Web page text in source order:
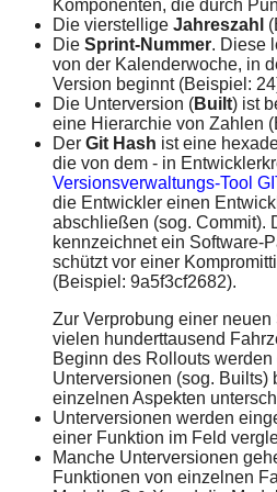
Komponenten, die durch
Die vierstellige Jahreszahl
Die Sprint-Nummer. Diese
von der Kalenderwoche, in
Version beginnt (Beispiel:
Die Unterversion (Built) ist
eine Hierarchie von Zahlen
Der Git Hash ist eine
die von dem - in
Versionsverwaltungs-Tool
die Entwickler einen
abschließen (sog. Commit).
kennzeichnet ein Software-
schützt vor einer
(Beispiel: 9a5f3cf2682).
Zur Verprobung einer
vielen hunderttausend
Beginn des Rollouts
Unterversionen (sog. Builts)
einzelnen Aspekten
Unterversionen werden
einer Funktion im Feld
Manche Unterversionen
Funktionen von einzelnen